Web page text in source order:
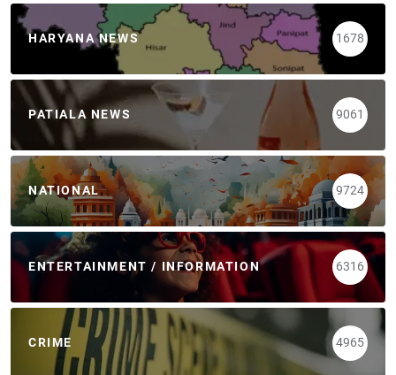
HARYANA NEWS 1678
PATIALA NEWS 9061
NATIONAL 9724
ENTERTAINMENT / INFORMATION 6316
CRIME 4965